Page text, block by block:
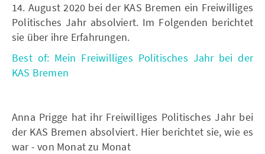
14. August 2020 bei der KAS Bremen ein Freiwilliges
Politisches Jahr absolviert. Im Folgenden berichtet
sie über ihre Erfahrungen.
Best of: Mein Freiwilliges Politisches Jahr bei der
KAS Bremen
Anna Prigge hat ihr Freiwilliges Politisches Jahr bei
der KAS Bremen absolviert. Hier berichtet sie, wie es
war - von Monat zu Monat